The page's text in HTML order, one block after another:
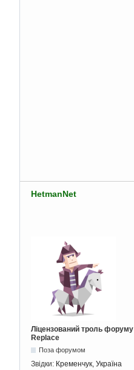
HetmanNet
Ліцензований троль форуму
Replace
Поза форумом
Звідки: Кременчук, Україна